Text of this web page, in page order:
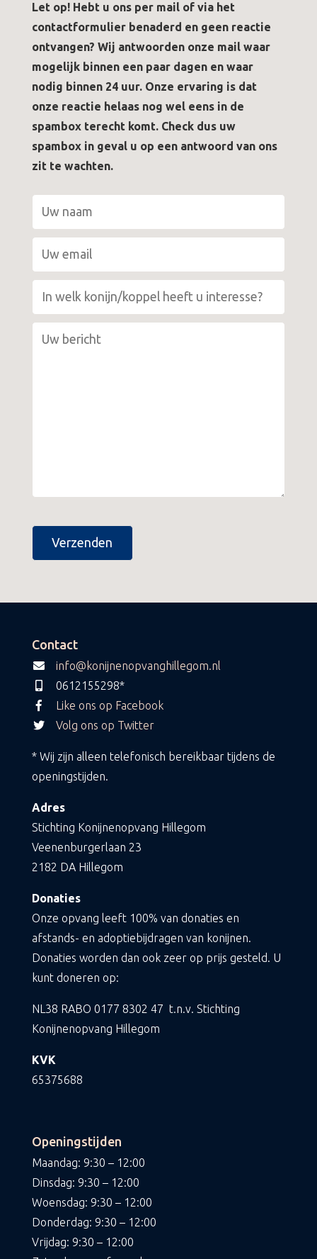
Let op! Hebt u ons per mail of via het
contactformulier benaderd en geen reactie
ontvangen? Wij antwoorden onze mail waar
mogelijk binnen een paar dagen en waar
nodig binnen 24 uur. Onze ervaring is dat
onze reactie helaas nog wel eens in de
spambox terecht komt. Check dus uw
spambox in geval u op een antwoord van ons
zit te wachten.
Contact
info@konijnenopvanghillegom.nl
0612155298*
Like ons op Facebook
Volg ons op Twitter
* Wij zijn alleen telefonisch bereikbaar tijdens de
openingstijden.
Adres
Stichting Konijnenopvang Hillegom
Veenenburgerlaan 23
2182 DA Hillegom
Donaties
Onze opvang leeft 100% van donaties en
afstands- en adoptiebijdragen van konijnen.
Donaties worden dan ook zeer op prijs gesteld. U
kunt doneren op:
NL38 RABO 0177 8302 47 t.n.v. Stichting
Konijnenopvang Hillegom
KVK
65375688
Openingstijden
Maandag: 9:30 – 12:00
Dinsdag: 9:30 – 12:00
Woensdag: 9:30 – 12:00
Donderdag: 9:30 – 12:00
Vrijdag: 9:30 – 12:00